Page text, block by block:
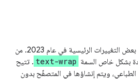
شهدت الطباعة على الويب بعض التغييرات الرئيسية في عام 2023. من
بشكل خاص السمة text-wrap . تتيح
ويتم إنشاؤها في المتصفّح بدون